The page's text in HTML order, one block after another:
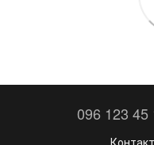
096 123 45